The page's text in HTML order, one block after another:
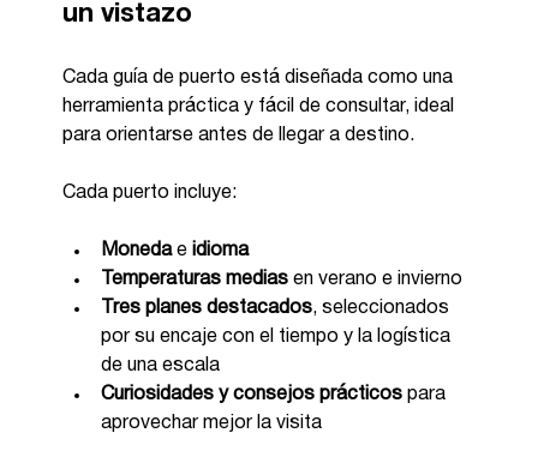
un vistazo
Cada guía de puerto está diseñada como una
herramienta práctica y fácil de consultar, ideal
para orientarse antes de llegar a destino.
Cada puerto incluye:
Moneda e idioma
Temperaturas medias en verano e invierno
Tres planes destacados, seleccionados
por su encaje con el tiempo y la logística
de una escala
Curiosidades y consejos prácticos para
aprovechar mejor la visita